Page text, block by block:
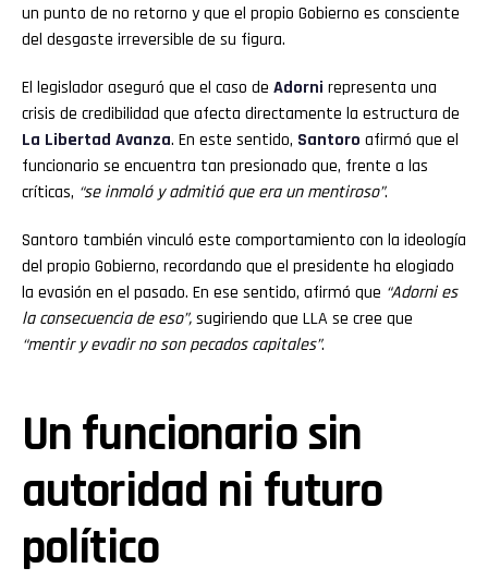
un punto de no retorno y que el propio Gobierno es consciente
del desgaste irreversible de su figura.
El legislador aseguró que el caso de Adorni representa una
crisis de credibilidad que afecta directamente la estructura de
La Libertad Avanza. En este sentido, Santoro afirmó que el
funcionario se encuentra tan presionado que, frente a las
críticas, “se inmoló y admitió que era un mentiroso”.
Santoro también vinculó este comportamiento con la ideología
del propio Gobierno, recordando que el presidente ha elogiado
la evasión en el pasado. En ese sentido, afirmó que “Adorni es
la consecuencia de eso”,sugiriendo que LLA se cree que
“mentir y evadir no son pecados capitales”.
Un funcionario sin
autoridad ni futuro
político